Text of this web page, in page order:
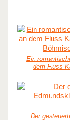
Ein
dem Fluss
Der